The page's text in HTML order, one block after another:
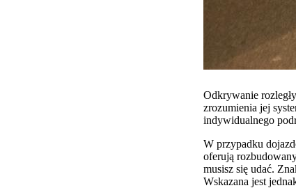
Odkrywanie
zrozumienia jej
indywidualnego
W przypadku
oferują
musisz się udać.
Wskazana jest